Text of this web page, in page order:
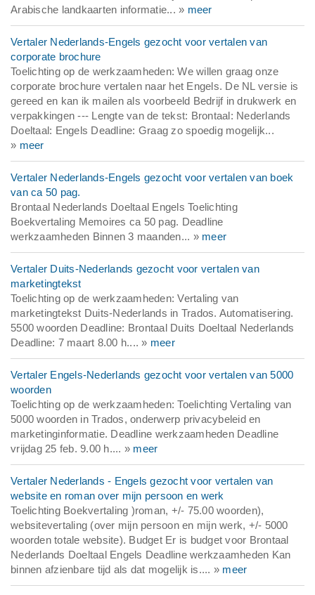
Arabische landkaarten informatie... » meer
Vertaler Nederlands-Engels gezocht voor vertalen van
corporate brochure
Toelichting op de werkzaamheden: We willen graag onze
corporate brochure vertalen naar het Engels. De NL versie is
gereed en kan ik mailen als voorbeeld Bedrijf in drukwerk en
verpakkingen --- Lengte van de tekst: Brontaal: Nederlands
Doeltaal: Engels Deadline: Graag zo spoedig mogelijk...
» meer
Vertaler Nederlands-Engels gezocht voor vertalen van boek
van ca 50 pag.
Brontaal Nederlands Doeltaal Engels Toelichting
Boekvertaling Memoires ca 50 pag. Deadline
werkzaamheden Binnen 3 maanden... » meer
Vertaler Duits-Nederlands gezocht voor vertalen van
marketingtekst
Toelichting op de werkzaamheden: Vertaling van
marketingtekst Duits-Nederlands in Trados. Automatisering.
5500 woorden Deadline: Brontaal Duits Doeltaal Nederlands
Deadline: 7 maart 8.00 h.... » meer
Vertaler Engels-Nederlands gezocht voor vertalen van 5000
woorden
Toelichting op de werkzaamheden: Toelichting Vertaling van
5000 woorden in Trados, onderwerp privacybeleid en
marketinginformatie. Deadline werkzaamheden Deadline
vrijdag 25 feb. 9.00 h.... » meer
Vertaler Nederlands - Engels gezocht voor vertalen van
website en roman over mijn persoon en werk
Toelichting Boekvertaling )roman, +/- 75.00 woorden),
websitevertaling (over mijn persoon en mijn werk, +/- 5000
woorden totale website). Budget Er is budget voor Brontaal
Nederlands Doeltaal Engels Deadline werkzaamheden Kan
binnen afzienbare tijd als dat mogelijk is.... » meer